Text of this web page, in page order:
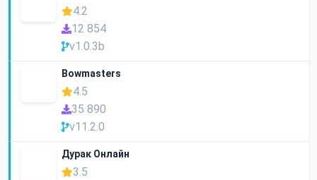
4.2
12 854
v1.0.3b
Bowmasters
4.5
35 890
v11.2.0
Дурак Онлайн
3.5